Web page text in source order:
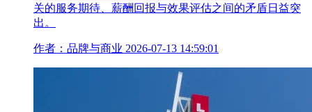
关的服务期待、薪酬回报与效果评估之间的矛盾日益突
出。
作者：品牌与商业 2026-07-13 14:59:01